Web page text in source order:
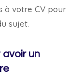
à votre CV pour
sujet.
un